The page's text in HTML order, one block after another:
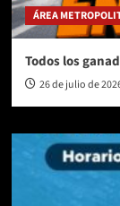
ÁREA
Todos los
26 de julio de